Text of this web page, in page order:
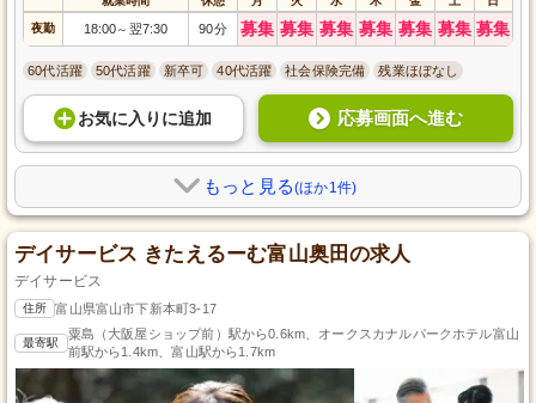
夜勤 18:00～ 翌7:30 90分 募集 募集 募集 募集 募集 募集 募集
60代活躍 50代活躍 新卒可 40代活躍 社会保険完備 残業ほぼなし
お気に入り に追加 応募画面へ進む
もっと見る(ほか1件)
デイサービス きたえるーむ富山奥田の求人
デイサービス
住所 富山県富山市下新本町3-17
最寄駅
粟島（大阪屋ショップ前）駅から0.6km、オークスカナルパークホテル富山
前駅から1.4km、富山駅から1.7km